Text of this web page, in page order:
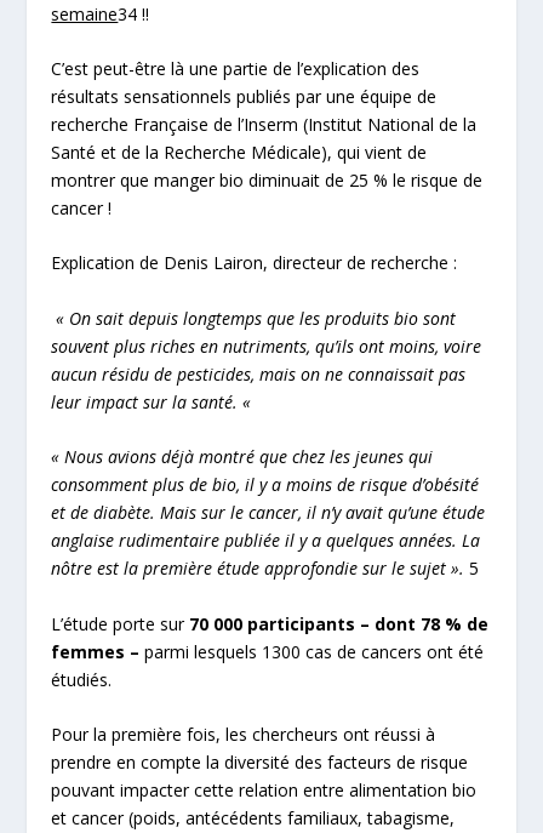
semaine34 !!
C’est peut-être là une partie de l’explication des
résultats sensationnels publiés par une équipe de
recherche Française de l’Inserm (Institut National de la
Santé et de la Recherche Médicale), qui vient de
montrer que manger bio diminuait de 25 % le risque de
cancer !
Explication de Denis Lairon, directeur de recherche :
« On sait depuis longtemps que les produits bio sont
souvent plus riches en nutriments, qu’ils ont moins, voire
aucun résidu de pesticides, mais on ne connaissait pas
leur impact sur la santé. «
« Nous avions déjà montré que chez les jeunes qui
consomment plus de bio, il y a moins de risque d’obésité
et de diabète. Mais sur le cancer, il n’y avait qu’une étude
anglaise rudimentaire publiée il y a quelques années. La
nôtre est la première étude approfondie sur le sujet ». 5
L’étude porte sur 70 000 participants – dont 78 % de
femmes –parmi lesquels 1300 cas de cancers ont été
étudiés.
Pour la première fois, les chercheurs ont réussi à
prendre en compte la diversité des facteurs de risque
pouvant impacter cette relation entre alimentation bio
et cancer (poids, antécédents familiaux, tabagisme,